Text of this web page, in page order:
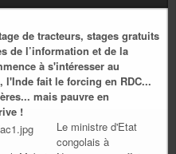
de tracteurs, stages gratuits
de l’information et de la
à s'intéresser au
fait le forcing en RDC...
mais pauvre en
!
Le ministre d'Etat
congolais à